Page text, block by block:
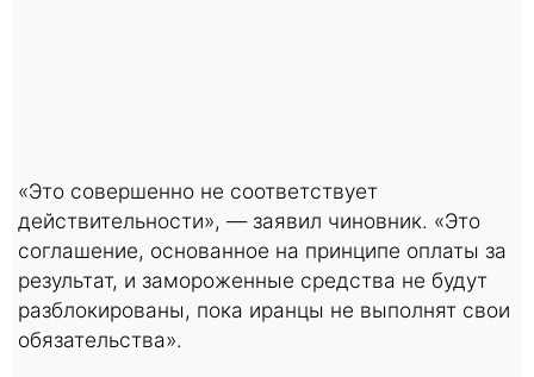
«Это совершенно не соответствует
действительности», — заявил чиновник. «Это
соглашение, основанное на принципе оплаты за
результат, и замороженные средства не будут
разблокированы, пока иранцы не выполнят свои
обязательства».